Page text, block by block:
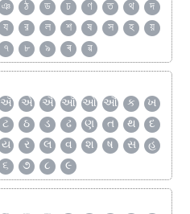
ঞ ঠ ড ঢ ণ ত থ
দ
য র ল শ ষ স হ
য়
৭ ৮ ৯ ৰ ৱ
ઍ એ ઐ ઑ ઓ ઔ ક
ખ
ટ ઠ ડ ઢ ણ ત થ
દ
ય ર લ વ શ ષ સ
હ
૬ ૭ ૮ ૯